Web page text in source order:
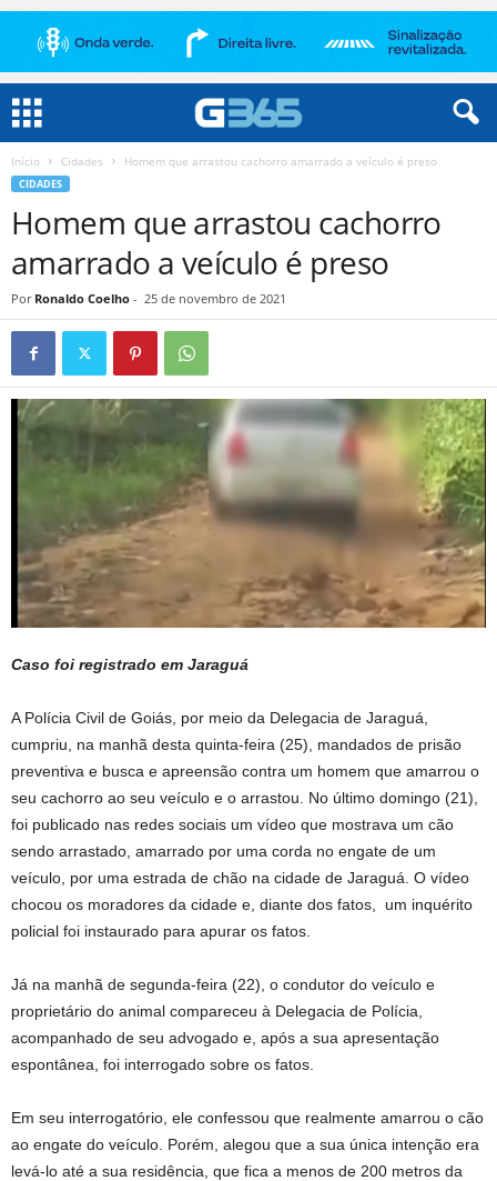
Início Cidades Homem que arrastou cachorro amarrado a veículo é preso
CIDADES
Homem que arrastou cachorro
amarrado a veículo é preso
Por Ronaldo Coelho - 25 de novembro de 2021
Caso foi registrado em Jaraguá
A Polícia Civil de Goiás, por meio da Delegacia de Jaraguá,
cumpriu, na manhã desta quinta-feira (25), mandados de prisão
preventiva e busca e apreensão contra um homem que amarrou o
seu cachorro ao seu veículo e o arrastou. No último domingo (21),
foi publicado nas redes sociais um vídeo que mostrava um cão
sendo arrastado, amarrado por uma corda no engate de um
veículo, por uma estrada de chão na cidade de Jaraguá. O vídeo
chocou os moradores da cidade e, diante dos fatos, um inquérito
policial foi instaurado para apurar os fatos.
Já na manhã de segunda-feira (22), o condutor do veículo e
proprietário do animal compareceu à Delegacia de Polícia,
acompanhado de seu advogado e, após a sua apresentação
espontânea, foi interrogado sobre os fatos.
Em seu interrogatório, ele confessou que realmente amarrou o cão
ao engate do veículo. Porém, alegou que a sua única intenção era
levá-lo até a sua residência, que fica a menos de 200 metros da